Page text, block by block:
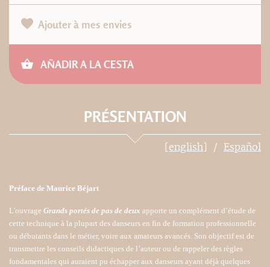
Ajouter à mes envies
AÑADIR A LA CESTA
PRÉSENTATION
[english] Español
Préface de Maurice Béjart
L'ouvrage Grands portés de pas de deux apporte un complément d’étude de
cette technique à la plupart des danseurs en fin de formation professionnelle
ou débutants dans le métier, voire aux amateurs avancés. Son objectif est de
transmettre les conseils didactiques de l’auteur ou de rappeler des règles
fondamentales qui auraient pu échapper aux danseurs ayant déjà quelques